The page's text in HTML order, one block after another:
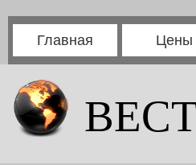
Главная Цены